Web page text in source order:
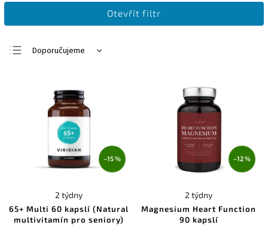
Otevřít filtr
Doporučujeme
Nejdražší
Nejprodávanější
Abecedně
–15 %
65+ Multi 60 kapslí (Natural
multivitamín pro seniory)
2 týdny
–12 %
Magnesium Heart Function
90 kapslí
2 týdny